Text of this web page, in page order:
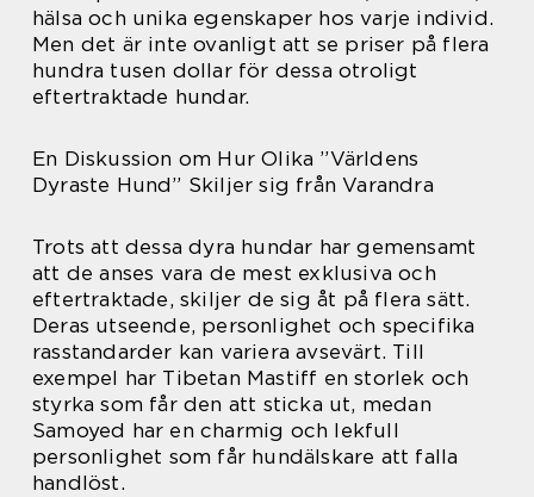
hälsa och unika egenskaper hos varje individ.
Men det är inte ovanligt att se priser på flera
hundra tusen dollar för dessa otroligt
eftertraktade hundar.
En Diskussion om Hur Olika ”Världens
Dyraste Hund” Skiljer sig från Varandra
Trots att dessa dyra hundar har gemensamt
att de anses vara de mest exklusiva och
eftertraktade, skiljer de sig åt på flera sätt.
Deras utseende, personlighet och specifika
rasstandarder kan variera avsevärt. Till
exempel har Tibetan Mastiff en storlek och
styrka som får den att sticka ut, medan
Samoyed har en charmig och lekfull
personlighet som får hundälskare att falla
handlöst.